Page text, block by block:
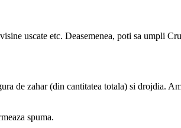
uscate etc. Deasemenea, poti sa umpli
de zahar (din cantitatea totala) si drojdia.
spuma.